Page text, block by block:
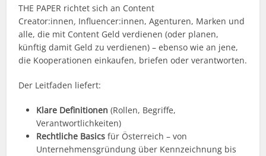
THE PAPER richtet sich an Content
Creator:innen, Influencer:innen, Agenturen, Marken und
alle, die mit Content Geld verdienen (oder planen,
künftig damit Geld zu verdienen) – ebenso wie an jene,
die Kooperationen einkaufen, briefen oder verantworten.
Der Leitfaden liefert:
Klare Definitionen (Rollen, Begriffe,
Verantwortlichkeiten)
Rechtliche Basics für Österreich – von
Unternehmensgründung über Kennzeichnung bis